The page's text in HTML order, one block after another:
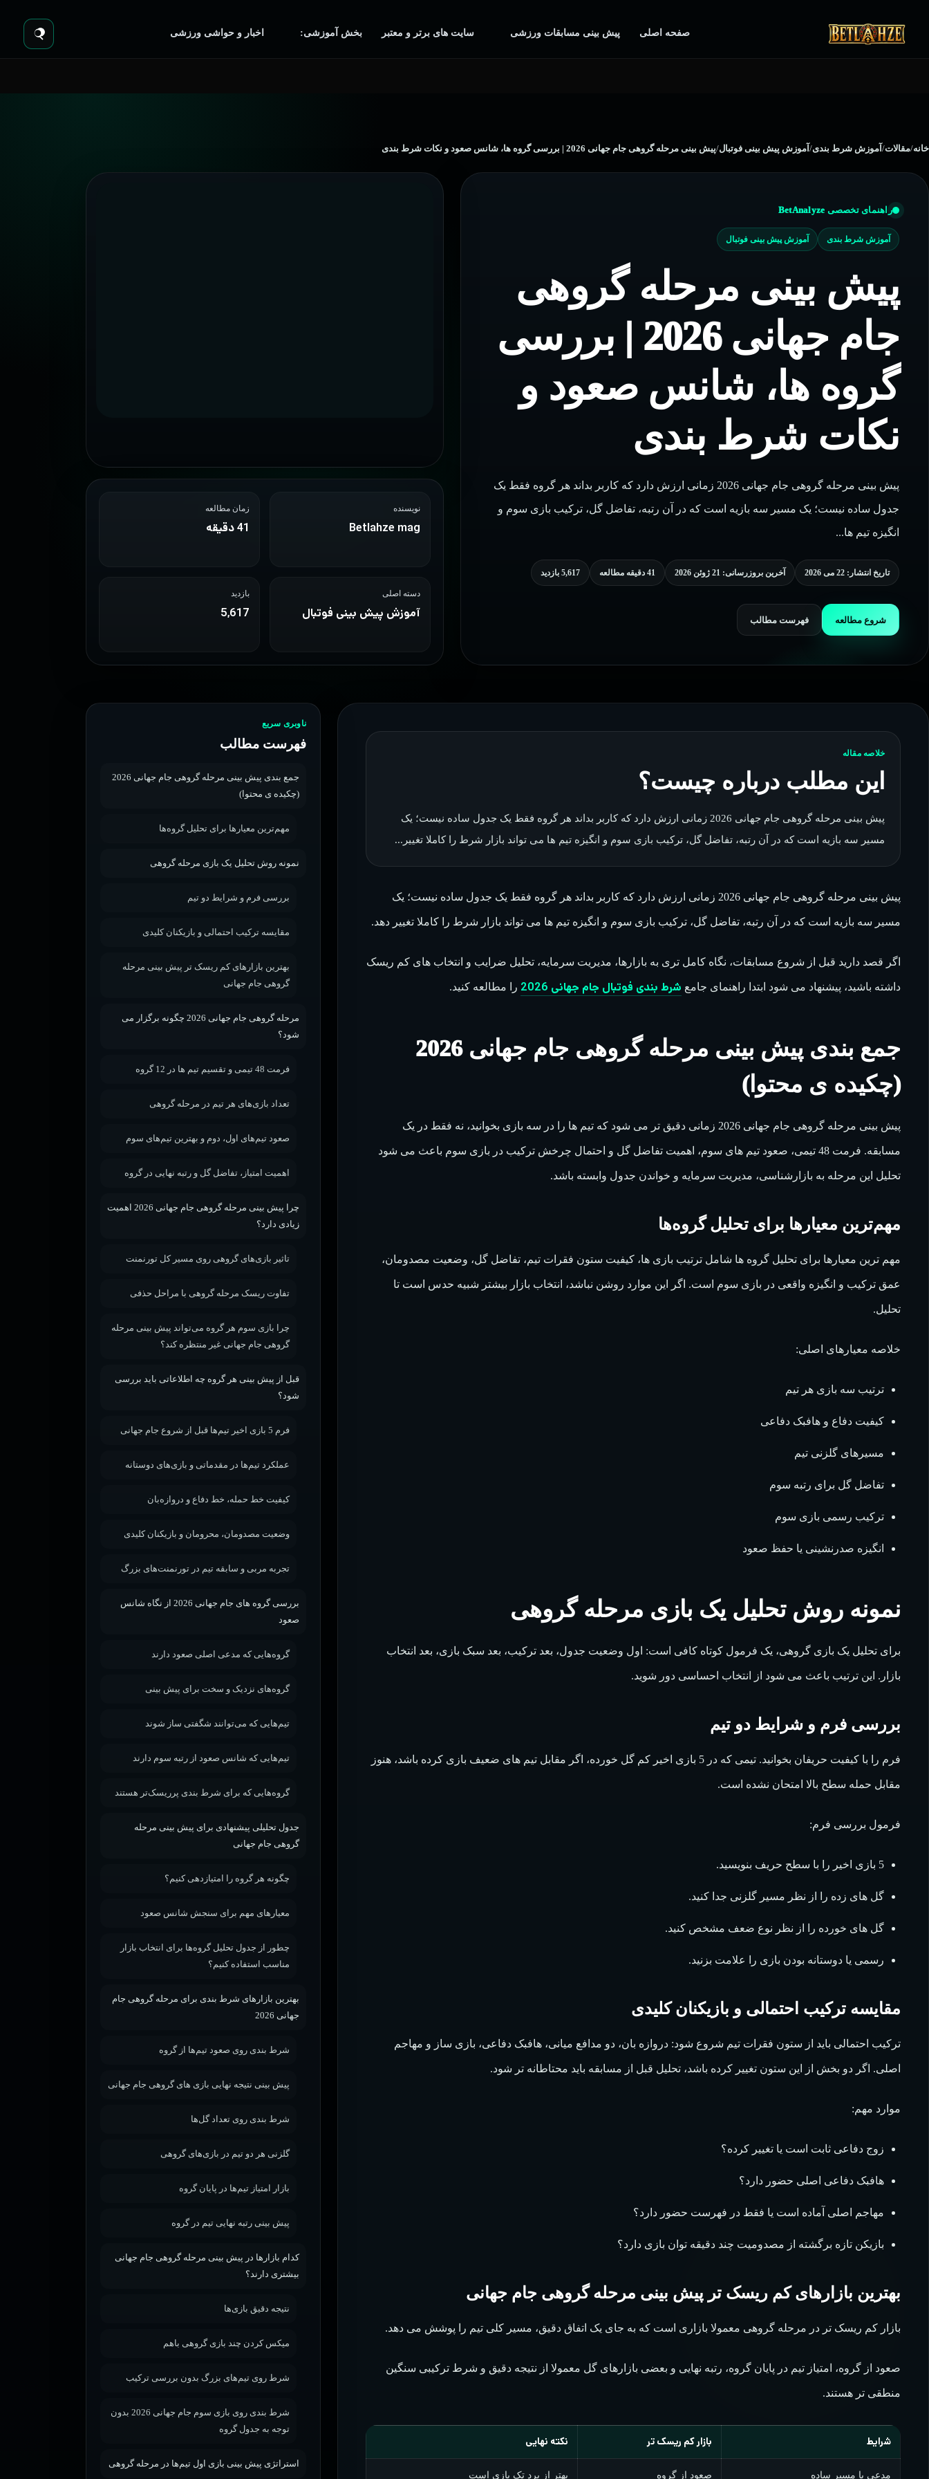
صفحه اصلی پیش بینی مسابقات ورزشی سایت های برتر و معتبر بخش آموزشی: اخبار و حواشی ورزشی
خانه/مقالات/ آموزش شرط بندی/ آموزش پیش بینی فوتبال/پیش بینی مرحله گروهی جام جهانی 2026 | بررسی گروه ها، شانس صعود و نکات شرط بندی
راهنمای تخصصی BetAnalyze
آموزش شرط بندی آموزش پیش بینی فوتبال
پیش بینی مرحله گروهی
جام جهانی 2026 | بررسی
گروه ها، شانس صعود و
نکات شرط بندی
پیش بینی مرحله گروهی جام جهانی 2026 زمانی ارزش دارد که کاربر بداند هر گروه فقط یک
جدول ساده نیست؛ یک مسیر سه بازیه است که در آن رتبه، تفاضل گل، ترکیب بازی سوم و
انگیزه تیم ها...
تاریخ انتشار: 22 می 2026 آخرین بروزرسانی: 21 ژوئن 2026 41 دقیقه مطالعه 5,617 بازدید
شروع مطالعه فهرست مطالب
نویسنده
Betlahze mag
زمان مطالعه
41 دقیقه
دسته اصلی
آموزش پیش بینی فوتبال
بازدید
5,617
خلاصه مقاله
این مطلب درباره چیست؟
پیش بینی مرحله گروهی جام جهانی 2026 زمانی ارزش دارد که کاربر بداند هر گروه فقط یک جدول ساده نیست؛ یک
مسیر سه بازیه است که در آن رتبه، تفاضل گل، ترکیب بازی سوم و انگیزه تیم ها می تواند بازار شرط را کاملا تغییر...
پیش بینی مرحله گروهی جام جهانی 2026 زمانی ارزش دارد که کاربر بداند هر گروه فقط یک جدول ساده نیست؛ یک
مسیر سه بازیه است که در آن رتبه، تفاضل گل، ترکیب بازی سوم و انگیزه تیم ها می تواند بازار شرط را کاملا تغییر دهد.
اگر قصد دارید قبل از شروع مسابقات، نگاه کامل تری به بازارها، مدیریت سرمایه، تحلیل ضرایب و انتخاب های کم ریسک
داشته باشید، پیشنهاد می شود ابتدا راهنمای جامع شرط بندی فوتبال جام جهانی 2026 را مطالعه کنید.
جمع بندی پیش بینی مرحله گروهی جام جهانی 2026
(چکیده ی محتوا)
پیش بینی مرحله گروهی جام جهانی 2026 زمانی دقیق تر می شود که تیم ها را در سه بازی بخوانید، نه فقط در یک
مسابقه. فرمت 48 تیمی، صعود تیم های سوم، اهمیت تفاضل گل و احتمال چرخش ترکیب در بازی سوم باعث می شود
تحلیل این مرحله به بازارشناسی، مدیریت سرمایه و خواندن جدول وابسته باشد.
مهم‌ترین معیارها برای تحلیل گروه‌ها
مهم ترین معیارها برای تحلیل گروه ها شامل ترتیب بازی ها، کیفیت ستون فقرات تیم، تفاضل گل، وضعیت مصدومان،
عمق ترکیب و انگیزه واقعی در بازی سوم است. اگر این موارد روشن نباشد، انتخاب بازار بیشتر شبیه حدس است تا
تحلیل.
خلاصه معیارهای اصلی:
ترتیب سه بازی هر تیم
کیفیت دفاع و هافبک دفاعی
مسیرهای گلزنی تیم
تفاضل گل برای رتبه سوم
ترکیب رسمی بازی سوم
انگیزه صدرنشینی یا حفظ صعود
نمونه روش تحلیل یک بازی مرحله گروهی
برای تحلیل یک بازی گروهی، یک فرمول کوتاه کافی است: اول وضعیت جدول، بعد ترکیب، بعد سبک بازی، بعد انتخاب
بازار. این ترتیب باعث می شود از انتخاب احساسی دور شوید.
بررسی فرم و شرایط دو تیم
فرم را با کیفیت حریفان بخوانید. تیمی که در 5 بازی اخیر کم گل خورده، اگر مقابل تیم های ضعیف بازی کرده باشد، هنوز
مقابل حمله سطح بالا امتحان نشده است.
فرمول بررسی فرم:
5 بازی اخیر را با سطح حریف بنویسید.
گل های زده را از نظر مسیر گلزنی جدا کنید.
گل های خورده را از نظر نوع ضعف مشخص کنید.
رسمی یا دوستانه بودن بازی را علامت بزنید.
مقایسه ترکیب احتمالی و بازیکنان کلیدی
ترکیب احتمالی باید از ستون فقرات تیم شروع شود: دروازه بان، دو مدافع میانی، هافبک دفاعی، بازی ساز و مهاجم
اصلی. اگر دو بخش از این ستون تغییر کرده باشد، تحلیل قبل از مسابقه باید محتاطانه تر شود.
موارد مهم:
زوج دفاعی ثابت است یا تغییر کرده؟
هافبک دفاعی اصلی حضور دارد؟
مهاجم اصلی آماده است یا فقط در فهرست حضور دارد؟
بازیکن تازه برگشته از مصدومیت چند دقیقه توان بازی دارد؟
بهترین بازارهای کم ریسک‌ تر پیش بینی مرحله گروهی جام جهانی
بازار کم ریسک تر در مرحله گروهی معمولا بازاری است که به جای یک اتفاق دقیق، مسیر کلی تیم را پوشش می دهد.
صعود از گروه، امتیاز تیم در پایان گروه، رتبه نهایی و بعضی بازارهای گل معمولا از نتیجه دقیق و شرط ترکیبی سنگین
منطقی تر هستند.
شرایط بازار کم ریسک تر نکته نهایی
مدعی با مسیر ساده صعود از گروه بهتر از برد تک بازی است
ناوبری سریع
فهرست مطالب
جمع بندی پیش بینی مرحله گروهی جام جهانی 2026
(چکیده ی محتوا)
مهم‌ترین معیارها برای تحلیل گروه‌ها
نمونه روش تحلیل یک بازی مرحله گروهی
بررسی فرم و شرایط دو تیم
مقایسه ترکیب احتمالی و بازیکنان کلیدی
بهترین بازارهای کم ریسک‌ تر پیش بینی مرحله
گروهی جام جهانی
مرحله گروهی جام جهانی 2026 چگونه برگزار می
شود؟
فرمت 48 تیمی و تقسیم تیم ها در 12 گروه
تعداد بازی‌های هر تیم در مرحله گروهی
صعود تیم‌های اول، دوم و بهترین تیم‌های سوم
اهمیت امتیاز، تفاضل گل و رتبه نهایی در گروه
چرا پیش بینی مرحله گروهی جام جهانی 2026 اهمیت
زیادی دارد؟
تاثیر بازی‌های گروهی روی مسیر کل تورنمنت
تفاوت ریسک مرحله گروهی با مراحل حذفی
چرا بازی سوم هر گروه می‌تواند پیش بینی مرحله
گروهی جام جهانی غیر منتظره کند؟
قبل از پیش بینی هر گروه چه اطلاعاتی باید بررسی
شود؟
فرم 5 بازی اخیر تیم‌ها قبل از شروع جام جهانی
عملکرد تیم‌ها در مقدماتی و بازی‌های دوستانه
کیفیت خط حمله، خط دفاع و دروازه‌بان
وضعیت مصدومان، محرومان و بازیکنان کلیدی
تجربه مربی و سابقه تیم در تورنمنت‌های بزرگ
بررسی گروه‌ های جام جهانی 2026 از نگاه شانس
صعود
گروه‌هایی که مدعی اصلی صعود دارند
گروه‌های نزدیک و سخت برای پیش بینی
تیم‌هایی که می‌توانند شگفتی ساز شوند
تیم‌هایی که شانس صعود از رتبه سوم دارند
گروه‌هایی که برای شرط بندی پرریسک‌تر هستند
جدول تحلیلی پیشنهادی برای پیش بینی مرحله
گروهی جام جهانی
چگونه هر گروه را امتیازدهی کنیم؟
معیارهای مهم برای سنجش شانس صعود
چطور از جدول تحلیل گروه‌ها برای انتخاب بازار
مناسب استفاده کنیم؟
بهترین بازارهای شرط بندی برای مرحله گروهی جام
جهانی 2026
شرط بندی روی صعود تیم‌ها از گروه
پیش بینی نتیجه نهایی بازی های گروهی جام جهانی
شرط بندی روی تعداد گل‌ها
گلزنی هر دو تیم در بازی‌های گروهی
بازار امتیاز تیم‌ها در پایان گروه
پیش بینی رتبه نهایی تیم در گروه
کدام بازارها در پیش بینی مرحله گروهی جام جهانی
بیشتری دارند؟
نتیجه دقیق بازی‌ها
میکس کردن چند بازی گروهی باهم
شرط روی تیم‌های بزرگ بدون بررسی ترکیب
شرط بندی روی بازی سوم جام جهانی 2026 بدون
توجه به جدول گروه
استراتژی پیش بینی بازی اول تیم‌ها در مرحله گروهی